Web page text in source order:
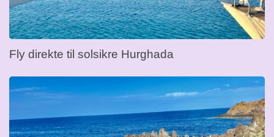
Fly direkte til solsikre Hurghada